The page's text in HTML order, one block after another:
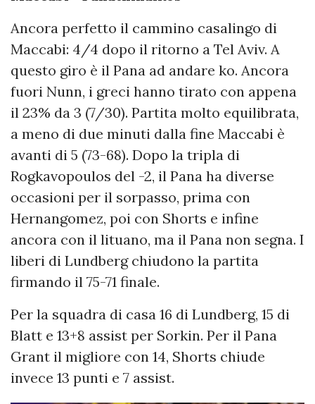
Ancora perfetto il cammino casalingo di
Maccabi: 4/4 dopo il ritorno a Tel Aviv. A
questo giro è il Pana ad andare ko. Ancora
fuori Nunn, i greci hanno tirato con appena
il 23% da 3 (7/30). Partita molto equilibrata,
a meno di due minuti dalla fine Maccabi è
avanti di 5 (73-68). Dopo la tripla di
Rogkavopoulos del -2, il Pana ha diverse
occasioni per il sorpasso, prima con
Hernangomez, poi con Shorts e infine
ancora con il lituano, ma il Pana non segna. I
liberi di Lundberg chiudono la partita
firmando il 75-71 finale.
Per la squadra di casa 16 di Lundberg, 15 di
Blatt e 13+8 assist per Sorkin. Per il Pana
Grant il migliore con 14, Shorts chiude
invece 13 punti e 7 assist.